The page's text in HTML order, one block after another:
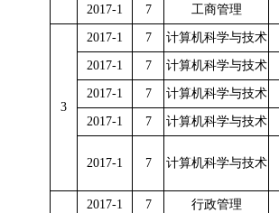
2017-1 7 工商管理
3
2017-1 7 计算机科学与技术
2017-1 7 计算机科学与技术
2017-1 7 计算机科学与技术
2017-1 7 计算机科学与技术
2017-1 7 计算机科学与技术
2017-1 7 行政管理